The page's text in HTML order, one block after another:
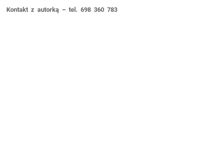
Kontakt z autorką – tel. 698 360 783